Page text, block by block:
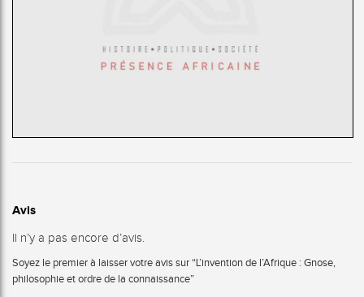
Avis
Il n’y a pas encore d’avis.
Soyez le premier à laisser votre avis sur “L’invention de l’Afrique : Gnose,
philosophie et ordre de la connaissance”